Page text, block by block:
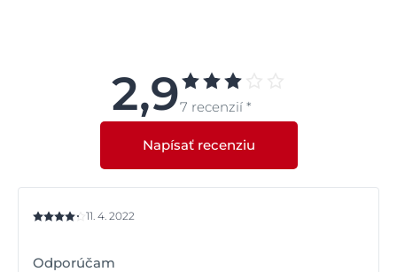
2,97 recenzií *
Napísať recenziu
11. 4. 2022
Odporúčam